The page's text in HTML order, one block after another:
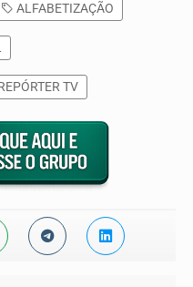
ALFABETIZAÇÃO
TV